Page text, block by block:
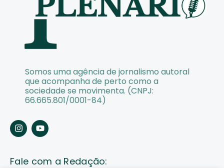
Somos uma agência de jornalismo autoral
que acompanha de perto como a
sociedade se movimenta. (CNPJ:
66.665.801/0001-84)
Fale com a Redação: